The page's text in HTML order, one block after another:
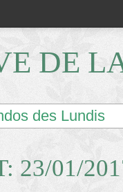
DE
des Lundis
23/01/